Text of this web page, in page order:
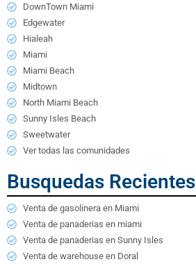
DownTown Miami
Edgewater
Hialeah
Miami
Miami Beach
Midtown
North Miami Beach
Sunny Isles Beach
Sweetwater
Ver todas las comunidades
Busquedas Recientes
Venta de gasolinera en Miami
Venta de panaderias en miami
Venta de panaderias en Sunny Isles
Venta de warehouse en Doral